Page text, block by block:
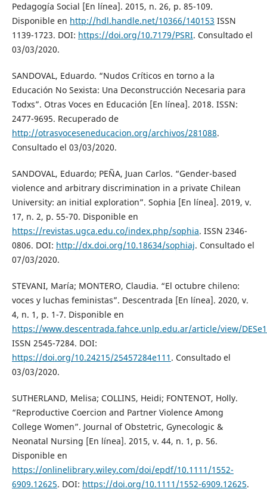
Pedagogía Social [En línea]. 2015, n. 26, p. 85-109.
Disponible en http://hdl.handle.net/10366/140153 ISSN
1139-1723. DOI: https://doi.org/10.7179/PSRI. Consultado el
03/03/2020.
SANDOVAL, Eduardo. “Nudos Críticos en torno a la
Educación No Sexista: Una Deconstrucción Necesaria para
Todxs”. Otras Voces en Educación [En línea]. 2018. ISSN:
2477-9695. Recuperado de
http://otrasvoceseneducacion.org/archivos/281088.
Consultado el 03/03/2020.
SANDOVAL, Eduardo; PEÑA, Juan Carlos. “Gender-based
violence and arbitrary discrimination in a private Chilean
University: an initial exploration”. Sophia [En línea]. 2019, v.
17, n. 2, p. 55-70. Disponible en
https://revistas.ugca.edu.co/index.php/sophia. ISSN 2346-
0806. DOI: http://dx.doi.org/10.18634/sophiaj. Consultado el
07/03/2020.
STEVANI, María; MONTERO, Claudia. “El octubre chileno:
voces y luchas feministas”. Descentrada [En línea]. 2020, v.
4, n. 1, p. 1-7. Disponible en
https://www.descentrada.fahce.unlp.edu.ar/article/view/
ISSN 2545-7284. DOI:
https://doi.org/10.24215/25457284e111 . Consultado el
03/03/2020.
SUTHERLAND, Melisa; COLLINS, Heidi; FONTENOT, Holly.
“Reproductive Coercion and Partner Violence Among
College Women”. Journal of Obstetric, Gynecologic &
Neonatal Nursing [En línea]. 2015, v. 44, n. 1, p. 56.
Disponible en
https://onlinelibrary.wiley.com/doi/epdf/10.1111/1552-
6909.12625. DOI: https://doi.org/10.1111/1552-6909.12625.